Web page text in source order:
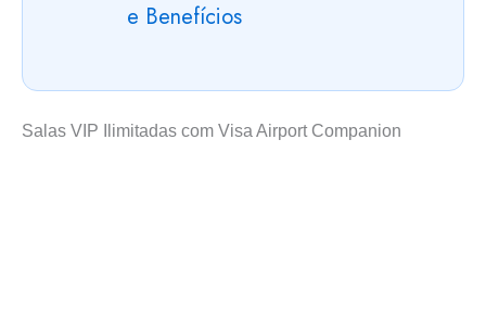
e Benefícios
Salas VIP Ilimitadas com Visa Airport Companion